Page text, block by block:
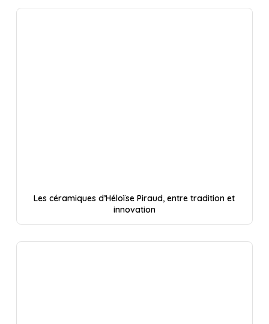
Les céramiques d’Héloïse Piraud, entre tradition et
innovation